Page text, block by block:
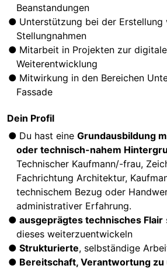
Beanstandungen
Unterstützung bei der Erstellung
Stellungnahmen
Mitarbeit in Projekten zur
Weiterentwicklung
Mitwirkung in den Bereichen
Fassade
Dein Profil
Du hast eineGrundausbildung
oder technisch-nahem
Technischer Kaufmann/-frau,
Fachrichtung Architektur,
technischem Bezug oder
administrativer Erfahrung.
ausgeprägtes technisches Flair
dieses weiterzuentwickeln
Strukturierte, selbständige
Bereitschaft, Verantwortung zu